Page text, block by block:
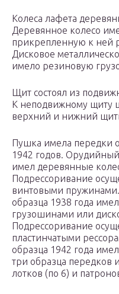
Колеса лафета
Деревянное колесо
прикрепленную к ней
Дисковое
имело резиновую
Щит состоял из
К неподвижному щиту
верхний и нижний
Пушка имела передки
1942 годов.
имел деревянные
Подрессоривание
винтовыми
образца 1938 года
грузошинами или
Подрессоривание
пластинчатыми
образца 1942 года
три образца передков
лотков (по 6) и